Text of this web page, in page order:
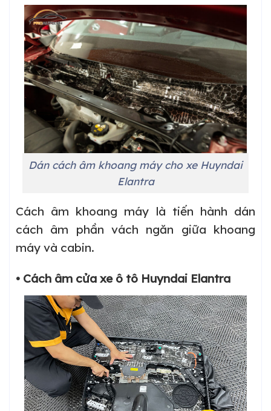
Dán cách âm khoang máy cho xe Huyndai
Elantra
Cách âm khoang máy là tiến hành dán
cách âm phần vách ngăn giữa khoang
máy và cabin.
• Cách âm cửa xe ô tô Huyndai Elantra